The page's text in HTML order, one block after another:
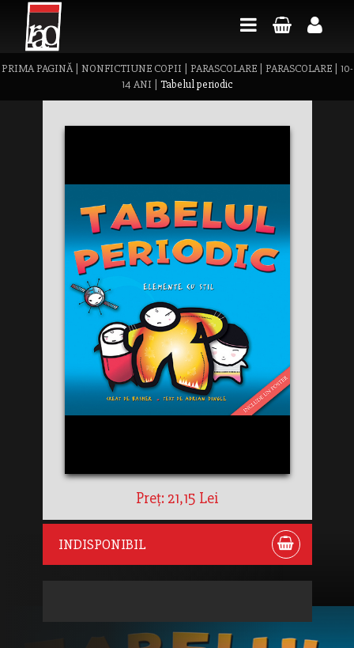
PRIMA PAGINĂ| NONFICTIUNE COPII PARASCOLARE| PARASCOLARE| 10-
14 ANI
Tabelul periodic
Preț: 21,15 Lei
INDISPONIBIL